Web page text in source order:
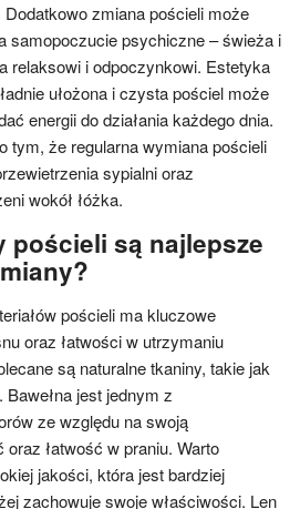
zmiana pościeli może
samopoczucie psychiczne – świeża i
relaksowi i odpoczynkowi. Estetyka
ułożona i czysta pościel może
energii do działania każdego dnia.
tym, że regularna wymiana pościeli
sypialni oraz
wokół łóżka.
pościeli są najlepsze
pościeli ma kluczowe
oraz łatwości w utrzymaniu
są naturalne tkaniny, takie jak
Bawełna jest jednym z
ze względu na swoją
łatwość w praniu. Warto
jakości, która jest bardziej
zachowuje swoje właściwości. Len